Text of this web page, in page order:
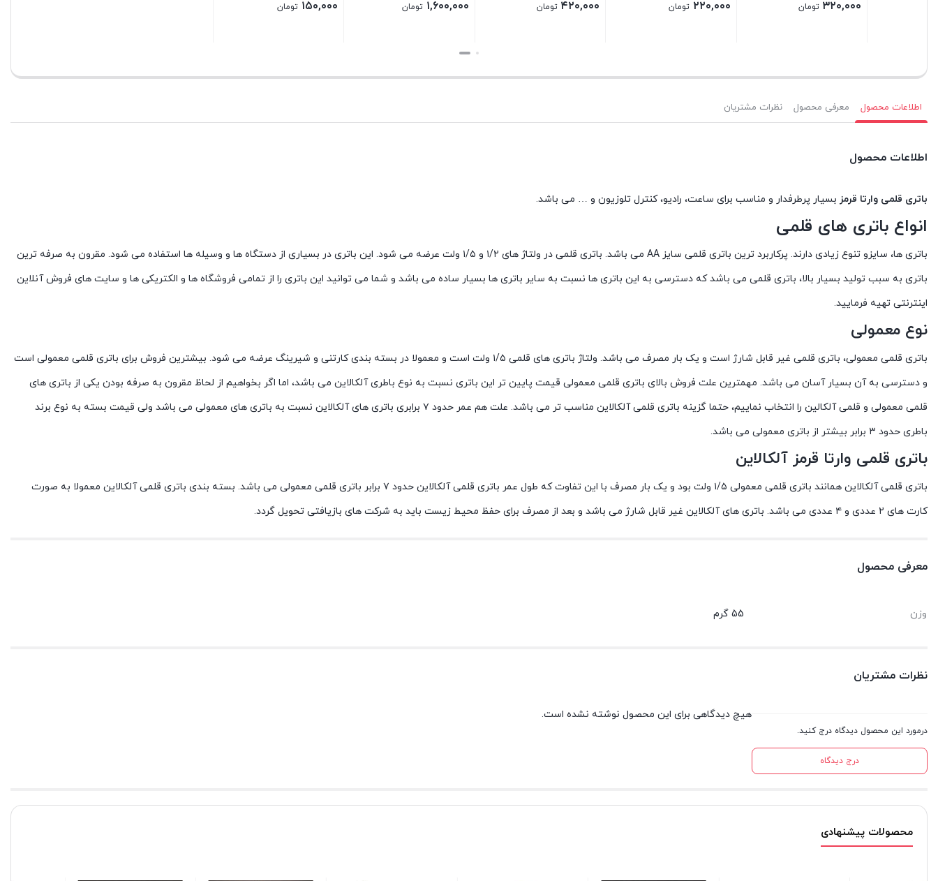
تومان تومان تومان
اطلاعات محصول معرفی محصول نظرات مشتریان
اطلاعات محصول
باتری قلمی وارتا قرمز بسیار پرطرفدار و مناسب برای ساعت، رادیو، کنترل تلوزیون و … می باشد.
انواع باتری های قلمی
باتری ها، سایزو تنوع زیادی دارند. پرکاربرد ترین باتری قلمی سایز AA می باشد. باتری قلمی در ولتاژ های ۱/۲ و ۱/۵ ولت عرضه می شود. این باتری در بسیاری از دستگاه ها و وسیله ها استفاده می شود. مقرون به صرفه ترین
باتری به سبب تولید بسیار بالا، باتری قلمی می باشد که دسترسی به این باتری ها نسبت به سایر باتری ها بسیار ساده می باشد و شما می توانید این باتری را از تمامی فروشگاه ها و الکتریکی ها و سایت های فروش آنلاین
اینترنتی تهیه فرمایید.
نوع معمولی
باتری قلمی معمولی، باتری قلمی غیر قابل شارژ است و یک بار مصرف می باشد. ولتاژ باتری های قلمی ۱/۵ ولت است و معمولا در بسته بندی کارتنی و شیرینگ عرضه می شود. بیشترین فروش برای باتری قلمی معمولی است
و دسترسی به آن بسیار آسان می باشد. مهمترین علت فروش بالای باتری قلمی معمولی قیمت پایین تر این باتری نسبت به نوع باطری آلکالاین می باشد، اما اگر بخواهیم از لحاظ مقرون به صرفه بودن یکی از باتری های
قلمی معمولی و قلمی آلکالین را انتخاب نماییم، حتما گزینه باتری قلمی آلکالاین مناسب تر می باشد. علت هم عمر حدود ۷ برابری باتری های آلکالاین نسبت به باتری های معمولی می باشد ولی قیمت بسته به نوع برند
باطری حدود ۳ برابر بیشتر از باتری معمولی می باشد.
باتری قلمی وارتا قرمز آلکالاین
باتری قلمی آلکالاین همانند باتری قلمی معمولی ۱/۵ ولت بود و یک بار مصرف با این تفاوت که طول عمر باتری قلمی آلکالاین حدود ۷ برابر باتری قلمی معمولی می باشد. بسته بندی باتری قلمی آلکالاین معمولا به صورت
کارت های ۲ عددی و ۴ عددی می باشد. باتری های آلکالاین غیر قابل شارژ می باشد و بعد از مصرف برای حفظ محیط زیست باید به شرکت های بازیافتی تحویل گردد.
معرفی محصول
وزن 55 گرم
نظرات مشتریان
درمورد این محصول دیدگاه درج کنید.
درج دیدگاه
هیچ دیدگاهی برای این محصول نوشته نشده است.
محصولات پیشنهادی